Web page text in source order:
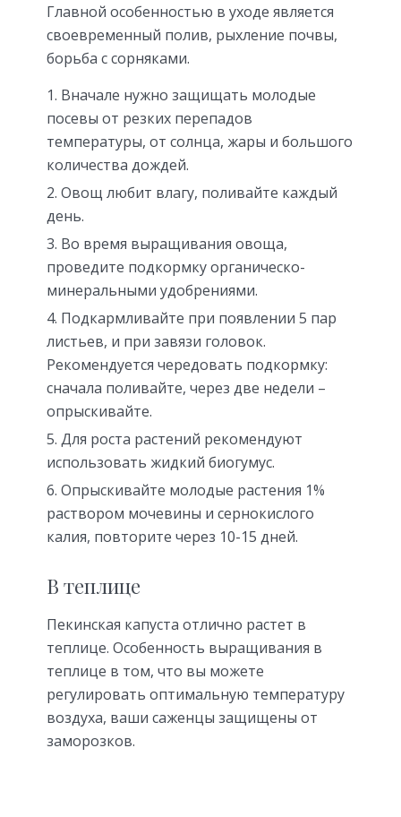
Главной особенностью в уходе является
своевременный полив, рыхление почвы,
борьба с сорняками.
Вначале нужно защищать молодые
посевы от резких перепадов
температуры, от солнца, жары и большого
количества дождей.
Овощ любит влагу, поливайте каждый
день.
Во время выращивания овоща,
проведите подкормку органическо-
минеральными удобрениями.
Подкармливайте при появлении 5 пар
листьев, и при завязи головок.
Рекомендуется чередовать подкормку:
сначала поливайте, через две недели –
опрыскивайте.
Для роста растений рекомендуют
использовать жидкий биогумус.
Опрыскивайте молодые растения 1%
раствором мочевины и сернокислого
калия, повторите через 10-15 дней.
В теплице
Пекинская капуста отлично растет в
теплице. Особенность выращивания в
теплице в том, что вы можете
регулировать оптимальную температуру
воздуха, ваши саженцы защищены от
заморозков.